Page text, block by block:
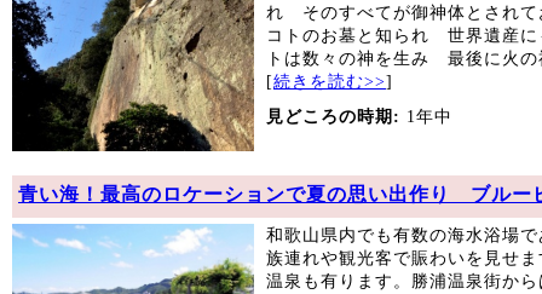
れ そのすべてが御神体とされ
コトのお墓と知られ 世界遺産
トは数々の神を生み 最後に火
[続きを読む>>]
見どころの時期: 1年中
青い海！最高のロケーションで夏の思い出作り ブルー
和歌山県内でも有数の海水浴場
族連れや観光客で賑わいを見せ
温泉も有ります。勝浦温泉街か